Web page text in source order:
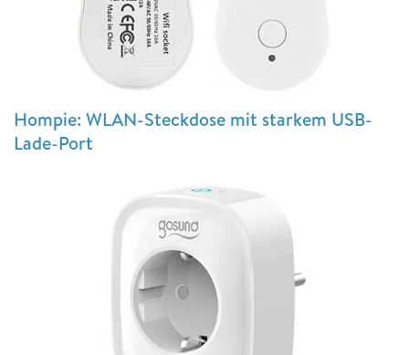
Hompie: WLAN-Steckdose mit starkem USB-
Lade-Port